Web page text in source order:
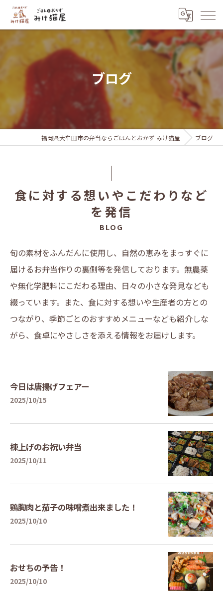
ブログ
福岡県大牟田市の弁当ならごはんとおかず みけ猫屋 ブログ
食に対する想いやこだわりなど
を発信
BLOG
旬の素材をふんだんに使用し、自然の恵みをまっすぐに
届けるお弁当作りの裏側等を発信しております。無農薬
や無化学肥料にこだわる理由、日々の小さな発見なども
綴っています。また、食に対する想いや生産者の方との
つながり、季節ごとのおすすめメニューなども紹介しな
がら、食卓にやさしさを添える情報をお届けします。
今日は唐揚げフェアー
2025/10/15
棟上げのお祝い弁当
2025/10/11
鶏胸肉と茄子の味噌煮出来ました！
2025/10/10
おせちの予告！
2025/10/10